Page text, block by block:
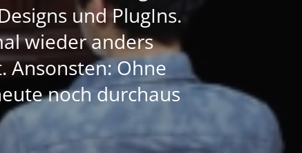
und PlugIns.
wieder anders
Ansonsten: Ohne
noch durchaus